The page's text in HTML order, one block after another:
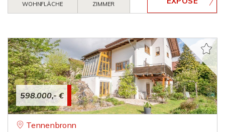
WOHNFLÄCHE
ZIMMER
598.000,- €
Tennenbronn